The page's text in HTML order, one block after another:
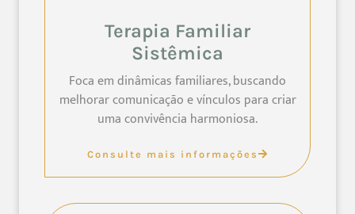
Terapia Familiar
Sistêmica
Foca em dinâmicas familiares, buscando
melhorar comunicação e vínculos para criar
uma convivência harmoniosa.
Consulte mais informações